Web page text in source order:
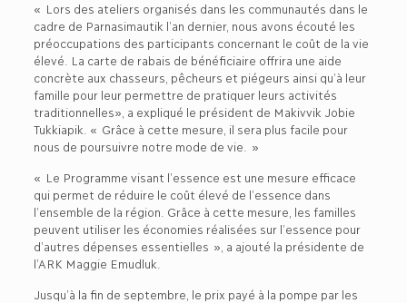
« Lors des ateliers organisés dans les communautés dans le
cadre de Parnasimautik l’an dernier, nous avons écouté les
préoccupations des participants concernant le coût de la vie
élevé. La carte de rabais de bénéficiaire offrira une aide
concrète aux chasseurs, pêcheurs et piégeurs ainsi qu’à leur
famille pour leur permettre de pratiquer leurs activités
traditionnelles», a expliqué le président de Makivvik Jobie
Tukkiapik. « Grâce à cette mesure, il sera plus facile pour
nous de poursuivre notre mode de vie. »
« Le Programme visant l’essence est une mesure efficace
qui permet de réduire le coût élevé de l’essence dans
l’ensemble de la région. Grâce à cette mesure, les familles
peuvent utiliser les économies réalisées sur l’essence pour
d’autres dépenses essentielles », a ajouté la présidente de
l’ARK Maggie Emudluk.
Jusqu’à la fin de septembre, le prix payé à la pompe par les